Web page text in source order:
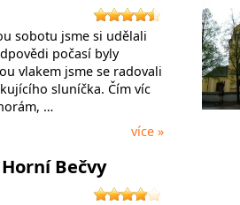
sobotu jsme si udělali
počasí byly
vlakem jsme se radovali
sluníčka. Čím víc
…
více »
Bečvy